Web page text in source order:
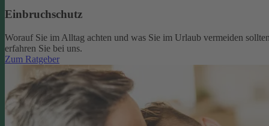
Einbruchschutz
Worauf Sie im Alltag achten und was Sie im Urlaub vermeiden
erfahren Sie bei uns.
Zum Ratgeber